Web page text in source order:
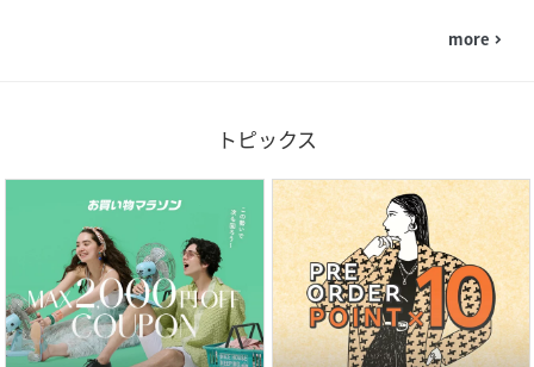
more navigate_next
トピックス